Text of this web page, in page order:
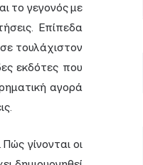
το γεγονός με
Επίπεδα
τουλάχιστον
εκδότες που
αγορά
γίνονται οι